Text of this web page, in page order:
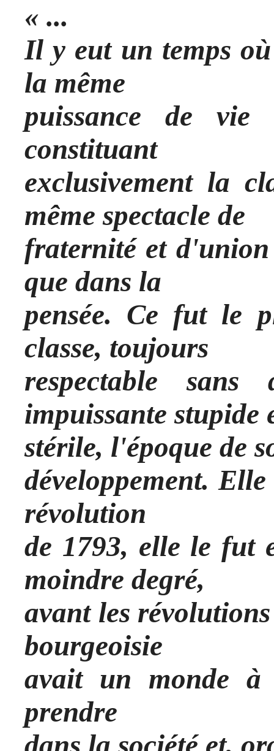
« ...
Il y eut un temps
la même
puissance de
constituant
exclusivement la
même spectacle de
fraternité et d'union
que dans la
pensée. Ce fut le
classe, toujours
respectable sans
impuissante stupide
stérile, l'époque de
développement.
révolution
de 1793, elle le fut
moindre degré,
avant les
bourgeoisie
avait un monde à
prendre